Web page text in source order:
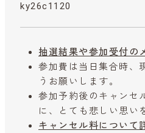
ky26c1120
抽選結果や参加受付の
参加費は当日集合時、
うお願いします。
参加予約後のキャンセ
に、とても悲しい思い
キャンセル料について